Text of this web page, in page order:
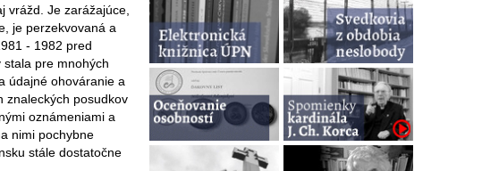
vrážd. Je zarážajúce,
je perzekvovaná a
- 1982 pred
pre mnohých
údajné ohováranie a
znaleckých posudkov
oznámeniami a
nimi pochybne
stále dostatočne